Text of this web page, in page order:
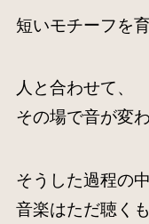
短いモチーフを
人と合わせて、
その場で音が変
そうした過程の
音楽はただ聴くも